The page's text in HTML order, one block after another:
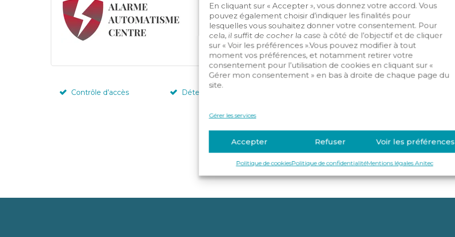
En cliquant sur « Accepter », vous donnez votre accord. Vous
pouvez également choisir d’indiquer les finalités pour
lesquelles vous souhaitez donner votre consentement. Pour
cela, il suffit de cocher la case à côté de l’objectif et de cliquer
sur « Voir les préférences ».Vous pouvez modifier à tout
moment vos préférences, et notamment retirer votre
consentement pour l’utilisation de cookies en cliquant sur «
Gérer mon consentement » en bas à droite de chaque page du
site.
Gérer les services
Accepter Refuser Voir les préférences
Politique de cookiesPolitique de confidentialitéMentions légales Anitec
Contrôle d’accès Détection intrusion